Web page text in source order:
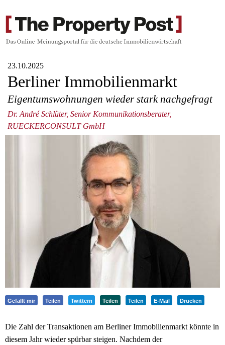
23.10.2025
Berliner Immobilienmarkt
Eigentumswohnungen wieder stark nachgefragt
Dr. André Schlüter, Senior Kommunikationsberater,
RUECKERCONSULT GmbH
Gefällt mir Teilen Twittern Teilen Teilen E-Mail Drucken
Die Zahl der Transaktionen am Berliner Immobilienmarkt könnte in
diesem Jahr wieder spürbar steigen. Nachdem der